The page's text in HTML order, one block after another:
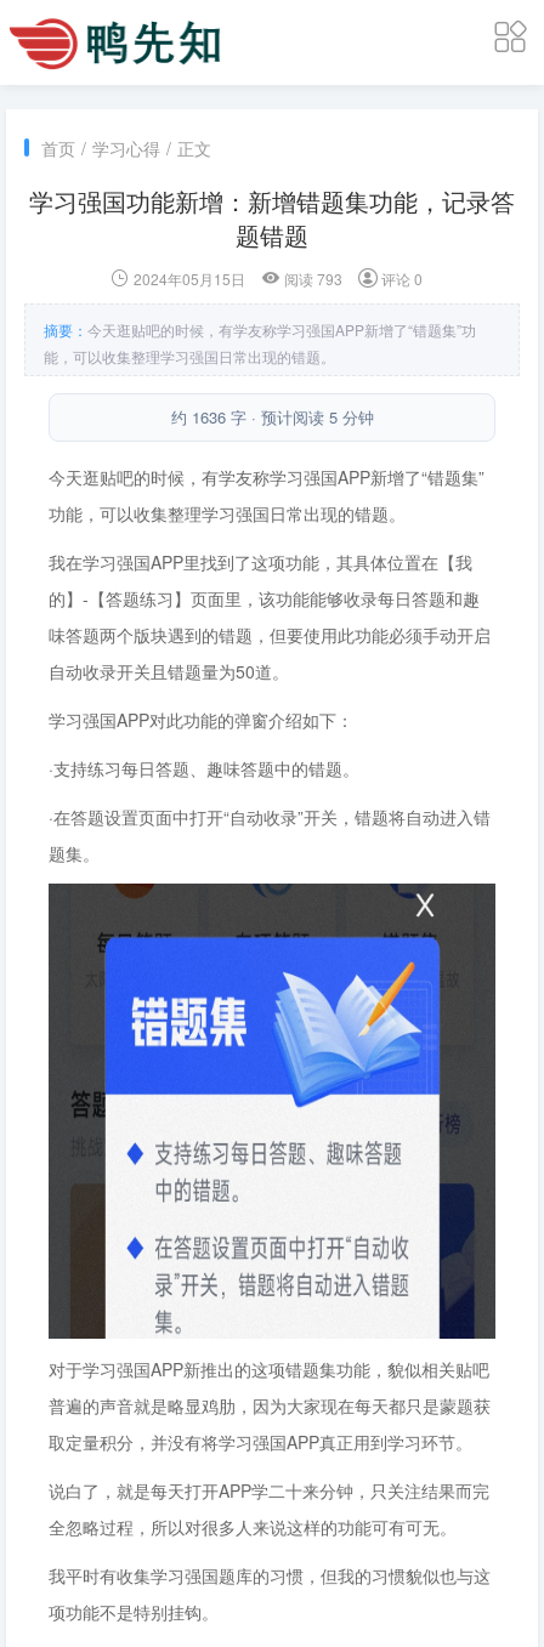
首页 / 学习心得 / 正文
学习强国功能新增：新增错题集功能，记录答
题错题
2024年05月15日 阅读 793 评论 0
摘要： 今天逛贴吧的时候，有学友称学习强国APP新增了“错题集”功
能，可以收集整理学习强国日常出现的错题。
约 1636 字 · 预计阅读 5 分钟
今天逛贴吧的时候，有学友称学习强国APP新增了“错题集”
功能，可以收集整理学习强国日常出现的错题。
我在学习强国APP里找到了这项功能，其具体位置在【我
的】-【答题练习】页面里，该功能能够收录每日答题和趣
味答题两个版块遇到的错题，但要使用此功能必须手动开启
自动收录开关且错题量为50道。
学习强国APP对此功能的弹窗介绍如下：
·支持练习每日答题、趣味答题中的错题。
·在答题设置页面中打开“自动收录”开关，错题将自动进入错
题集。
对于学习强国APP新推出的这项错题集功能，貌似相关贴吧
普遍的声音就是略显鸡肋，因为大家现在每天都只是蒙题获
取定量积分，并没有将学习强国APP真正用到学习环节。
说白了，就是每天打开APP学二十来分钟，只关注结果而完
全忽略过程，所以对很多人来说这样的功能可有可无。
我平时有收集学习强国题库的习惯，但我的习惯貌似也与这
项功能不是特别挂钩。